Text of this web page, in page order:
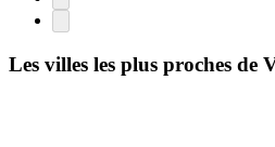
Les villes les plus proches de